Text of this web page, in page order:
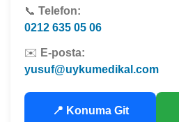
📞 Telefon:
0212 635 05 06
✉️ E-posta:
yusuf@uykumedikal.com
📍 Konuma Git